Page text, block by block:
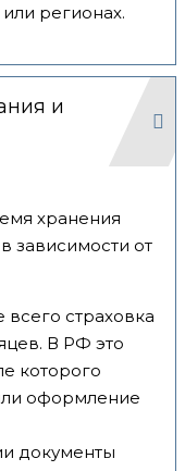
или регионах.
и
хранения
зависимости от
страховка
В РФ это
которого
оформление
документы